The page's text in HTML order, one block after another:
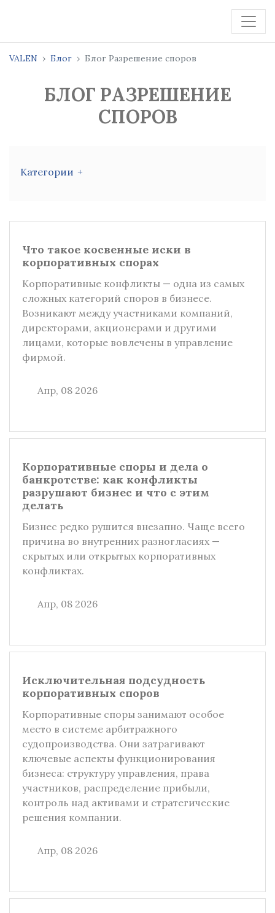
VALEN Блог Блог Разрешение споров
БЛОГ РАЗРЕШЕНИЕ
СПОРОВ
Что такое косвенные иски в
корпоративных спорах
Корпоративные конфликты — одна из самых
сложных категорий споров в бизнесе.
Возникают между участниками компаний,
директорами, акционерами и другими
лицами, которые вовлечены в управление
фирмой.
Апр, 08 2026
Корпоративные споры и дела о
банкротстве: как конфликты
разрушают бизнес и что с этим
делать
Бизнес редко рушится внезапно. Чаще всего
причина во внутренних разногласиях —
скрытых или открытых корпоративных
конфликтах.
Апр, 08 2026
Исключительная подсудность
корпоративных споров
Корпоративные споры занимают особое
место в системе арбитражного
судопроизводства. Они затрагивают
ключевые аспекты функционирования
бизнеса: структуру управления, права
участников, распределение прибыли,
контроль над активами и стратегические
решения компании.
Апр, 08 2026
Категории